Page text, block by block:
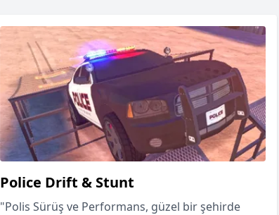
Police Drift & Stunt
"Polis Sürüş ve Performans, güzel bir şehirde